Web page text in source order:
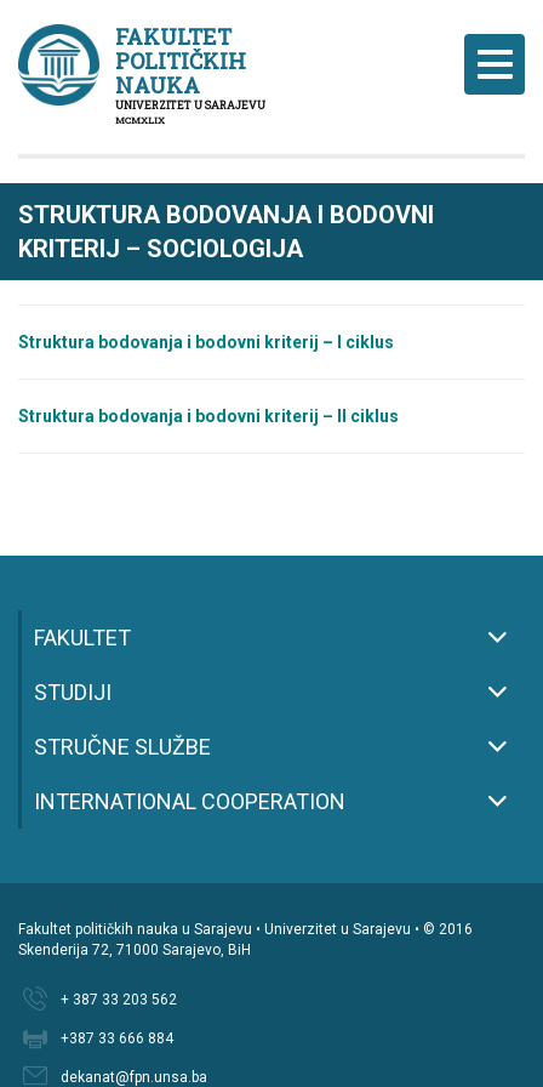
FAKULTET
POLITIČKIH
NAUKA
UNIVERZITET U SARAJEVU
MCMXLIX
STRUKTURA BODOVANJA I BODOVNI
KRITERIJ – SOCIOLOGIJA
Struktura bodovanja i bodovni kriterij – I ciklus
Struktura bodovanja i bodovni kriterij – II ciklus
FAKULTET
STUDIJI
STRUČNE SLUŽBE
INTERNATIONAL COOPERATION
Fakultet političkih nauka u Sarajevu • Univerzitet u Sarajevu • © 2016
Skenderija 72, 71000 Sarajevo, BiH
+ 387 33 203 562
+387 33 666 884
dekanat@fpn.unsa.ba